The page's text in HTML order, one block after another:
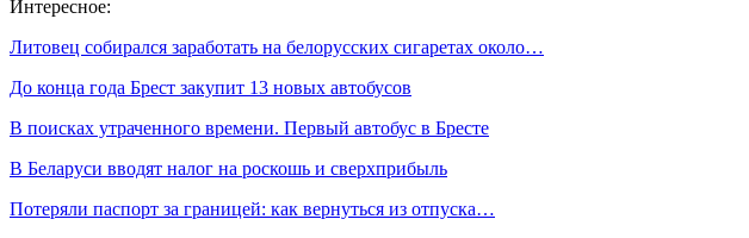
Интересное:
Литовец собирался заработать на белорусских сигаретах около…
До конца года Брест закупит 13 новых автобусов
В поисках утраченного времени. Первый автобус в Бресте
В Беларуси вводят налог на роскошь и сверхприбыль
Потеряли паспорт за границей: как вернуться из отпуска…